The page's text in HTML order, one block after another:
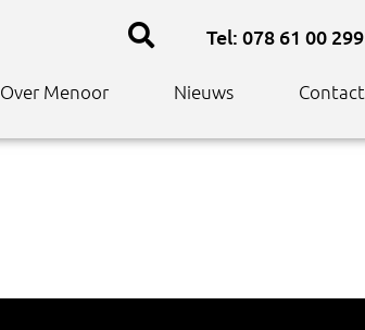
Tel: 078 61 00 299
Over Menoor Nieuws Contact